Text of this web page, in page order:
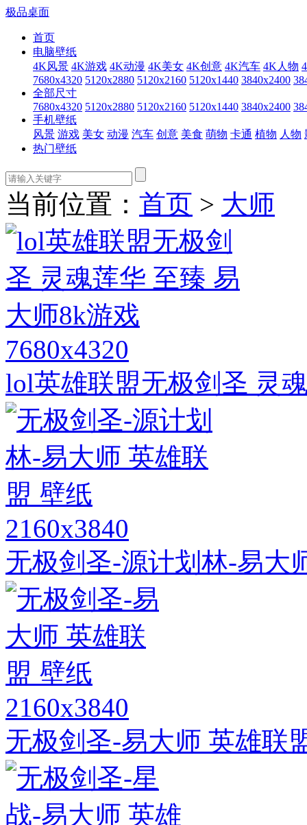
极品桌面
首页
电脑壁纸
4K风景 4K游戏 4K动漫 4K美女 4K创意 4K汽车 4K人物
7680x4320 5120x2880 5120x2160 5120x1440 3840x2400
全部尺寸
7680x4320 5120x2880 5120x2160 5120x1440 3840x2400
手机壁纸
风景 游戏 美女 动漫 汽车 创意 美食 萌物 卡通 植物 人物
热门壁纸
当前位置： 首页 > 大师
7680x4320
lol英雄联盟无极剑圣 灵
2160x3840
无极剑圣-源计划林-易大
2160x3840
无极剑圣-易大师 英雄联